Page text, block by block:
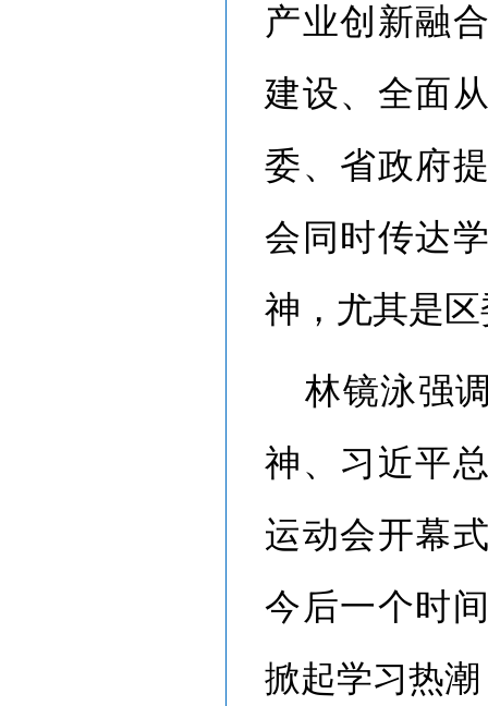
产业创新融
建设、全面
委、省政府
会同时传达
神，尤其是
林镜泳强
神、习近平
运动会开幕
今后一个时
掀起学习热